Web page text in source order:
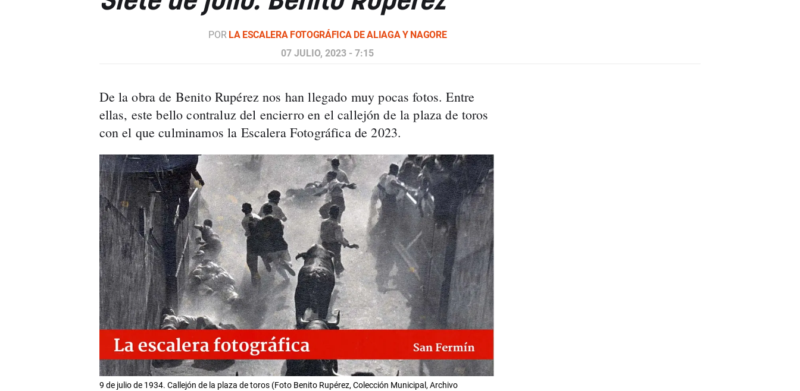
POR LA ESCALERA FOTOGRÁFICA DE ALIAGA Y NAGORE
07 JULIO, 2023 - 7:15
De la obra de Benito Rupérez nos han llegado muy pocas fotos. Entre
ellas, este bello contraluz del encierro en el callejón de la plaza de toros
con el que culminamos la Escalera Fotográfica de 2023.
9 de julio de 1934. Callejón de la plaza de toros (Foto Benito Rupérez, Colección Municipal, Archivo